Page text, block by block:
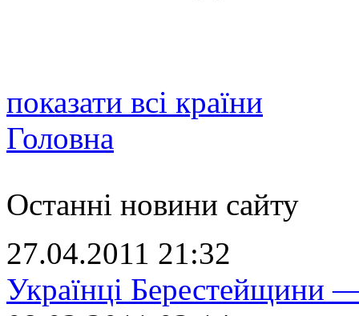
показати всі країни
Головна
Останні новини сайту
27.04.2011 21:32
Українці Берестейщини